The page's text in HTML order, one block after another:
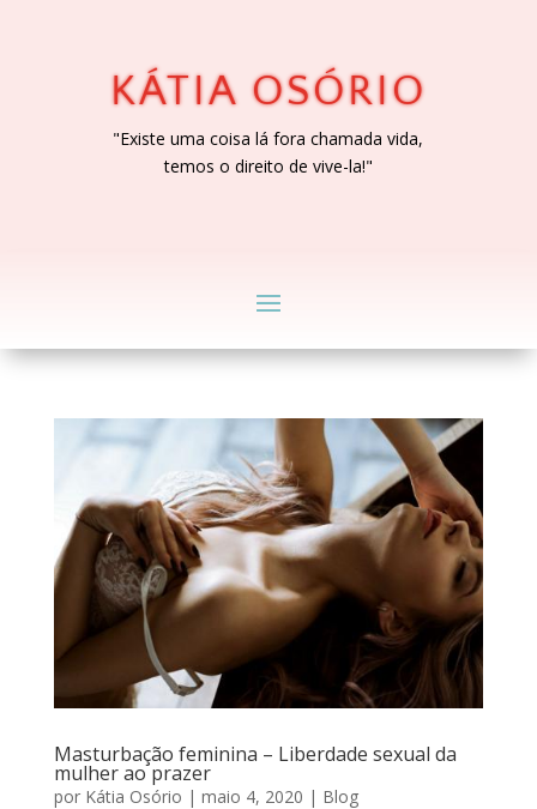
KÁTIA OSÓRIO
"Existe uma coisa lá fora chamada vida,
temos o direito de vive-la!"
Masturbação feminina – Liberdade sexual da
mulher ao prazer
por Kátia Osório | maio 4, 2020 | Blog